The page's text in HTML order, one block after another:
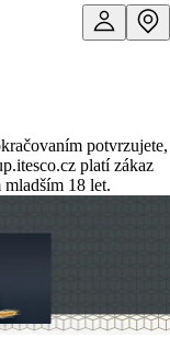
potvrzujete,
platí zákaz
18 let.